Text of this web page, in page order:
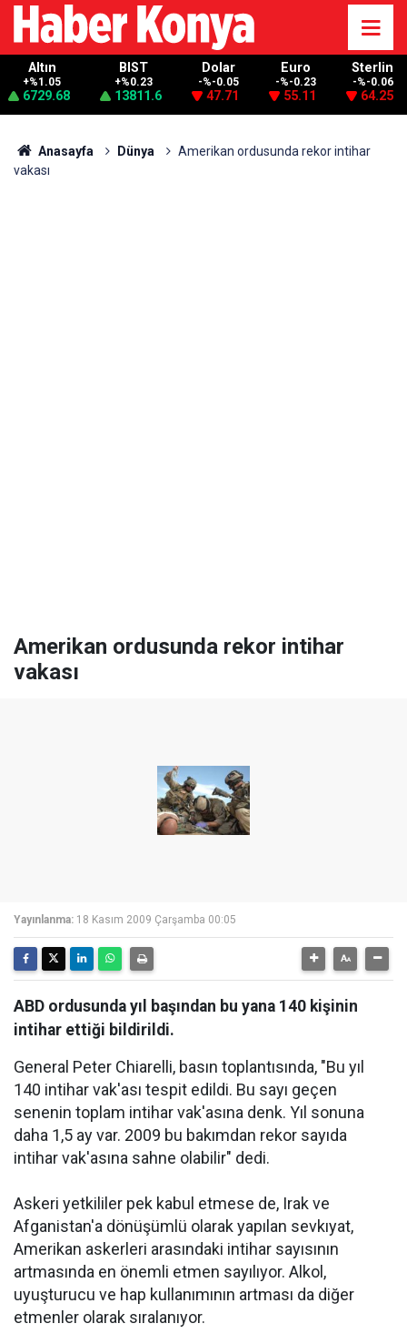
Altın
+%1.05
6729.68
BIST
+%0.23
13811.6
Dolar
-%-0.05
47.71
Euro
-%-0.23
55.11
Sterlin
-%-0.06
64.25
Anasayfa Dünya
Amerikan ordusunda rekor intihar
vakası
Amerikan ordusunda rekor intihar
vakası
Yayınlanma: 18 Kasım 2009 Çarşamba 00:05
ABD ordusunda yıl başından bu yana 140 kişinin
intihar ettiği bildirildi.
General Peter Chiarelli, basın toplantısında, "Bu yıl
140 intihar vak'ası tespit edildi. Bu sayı geçen
senenin toplam intihar vak'asına denk. Yıl sonuna
daha 1,5 ay var. 2009 bu bakımdan rekor sayıda
intihar vak'asına sahne olabilir" dedi.
Askeri yetkililer pek kabul etmese de, Irak ve
Afganistan'a dönüşümlü olarak yapılan sevkıyat,
Amerikan askerleri arasındaki intihar sayısının
artmasında en önemli etmen sayılıyor. Alkol,
uyuşturucu ve hap kullanımının artması da diğer
etmenler olarak sıralanıyor.